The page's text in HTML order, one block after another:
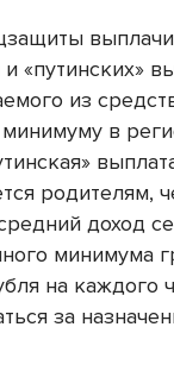
«путинских»
из
в
родителям,
доход
минимума
на каждого
за